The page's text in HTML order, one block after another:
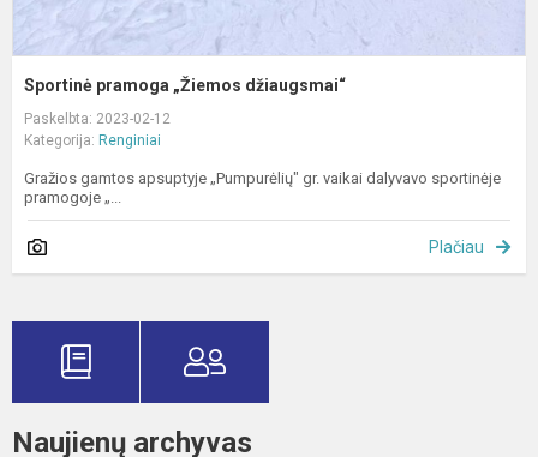
Sportinė pramoga „Žiemos džiaugsmai“
Paskelbta: 2023-02-12
Kategorija: Renginiai
Gražios gamtos apsuptyje „Pumpurėlių" gr. vaikai dalyvavo sportinėje
pramogoje „...
Plačiau
Naujienų archyvas